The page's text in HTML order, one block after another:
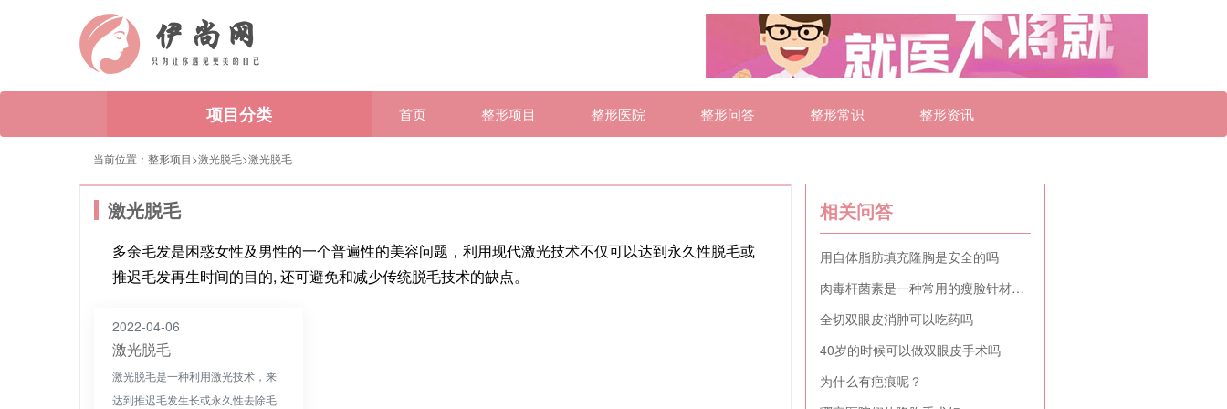
项目分类 首页 整形项目 整形医院 整形问答 整形常识 整形资讯
当前位置： 整形项目>激光脱毛>激光脱毛
激光脱毛
多余毛发是困惑女性及男性的一个普遍性的美容问题，利用现代激光技术不仅可以达到永久性脱毛或
推迟毛发再生时间的目的, 还可避免和减少传统脱毛技术的缺点。
2022-04-06
激光脱毛
激光脱毛是一种利用激光技术，来
达到推迟毛发生长或永久性去除毛
相关问答
用自体脂肪填充隆胸是安全的吗
肉毒杆菌素是一种常用的瘦脸针材料吗
全切双眼皮消肿可以吃药吗
40岁的时候可以做双眼皮手术吗
为什么有疤痕呢？